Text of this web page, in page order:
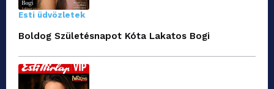
Esti üdvözletek
Boldog Születésnapot Kóta Lakatos Bogi